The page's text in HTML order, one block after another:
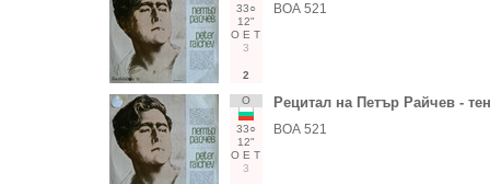
33○
12"
О Е Т
3
2
ВОА 521
О
33○
12"
О Е Т
3
Рецитал на Петър Райчев -
ВОА 521